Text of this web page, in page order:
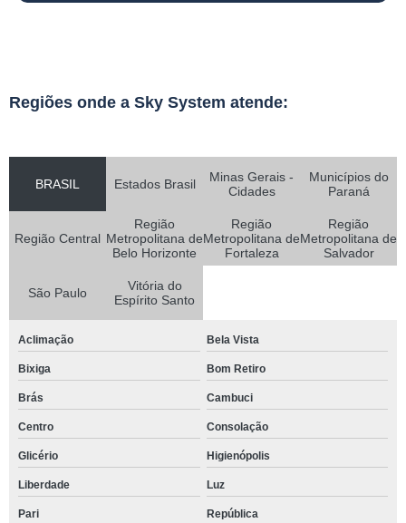
Regiões onde a Sky System atende:
BRASIL Estados Brasil
Minas Gerais -
Cidades
Municípios do
Paraná
Região Central
Região
Metropolitana de
Belo Horizonte
Região
Metropolitana de
Fortaleza
Região
Metropolitana de
Salvador
São Paulo
Vitória do
Espírito Santo
Aclimação Bela Vista
Bixiga Bom Retiro
Brás Cambuci
Centro Consolação
Glicério Higienópolis
Liberdade Luz
Pari República